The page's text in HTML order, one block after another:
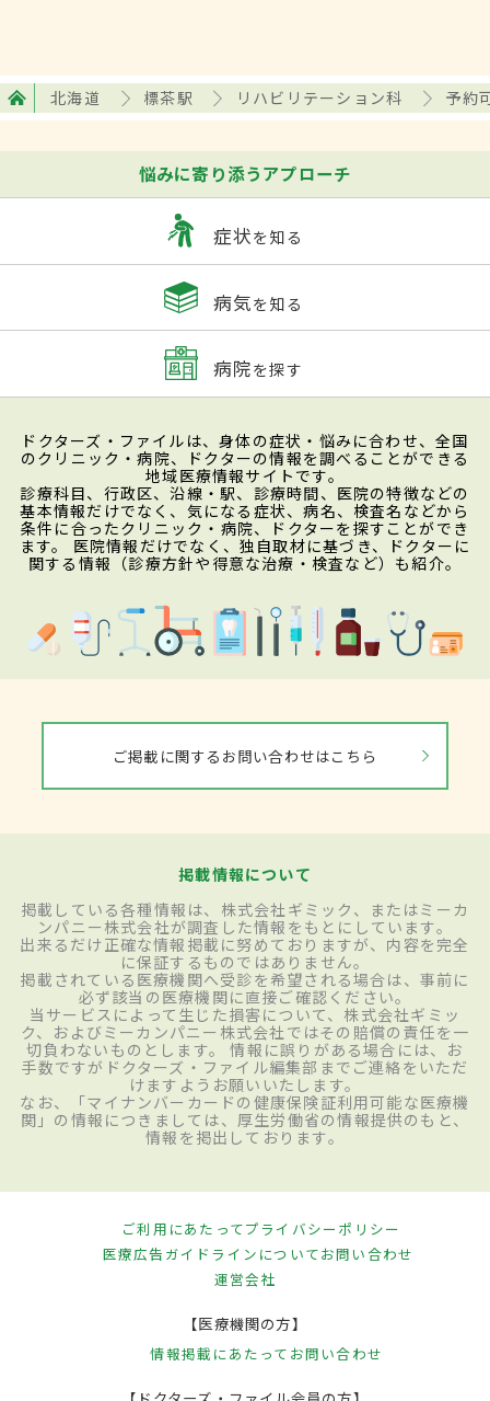
北海道 標茶駅 リハビリテーション科 予約
悩みに寄り添うアプローチ
症状を知る
病気を知る
病院を探す
ドクターズ・ファイルは、身体の症状・悩みに合わせ、全国
のクリニック・病院、ドクターの情報を調べることができる
地域医療情報サイトです。
診療科目、行政区、沿線・駅、診療時間、医院の特徴などの
基本情報だけでなく、気になる症状、病名、検査名などから
条件に合ったクリニック・病院、ドクターを探すことができ
ます。 医院情報だけでなく、独自取材に基づき、ドクターに
関する情報（診療方針や得意な治療・検査など）も紹介。
ご掲載に関するお問い合わせはこちら
掲載情報について
掲載している各種情報は、株式会社ギミック、またはミーカ
ンパニー株式会社が調査した情報をもとにしています。
出来るだけ正確な情報掲載に努めておりますが、内容を完全
に保証するものではありません。
掲載されている医療機関へ受診を希望される場合は、事前に
必ず該当の医療機関に直接ご確認ください。
当サービスによって生じた損害について、株式会社ギミッ
ク、およびミーカンパニー株式会社ではその賠償の責任を一
切負わないものとします。 情報に誤りがある場合には、お
手数ですがドクターズ・ファイル編集部までご連絡をいただ
けますようお願いいたします。
なお、「マイナンバーカードの健康保険証利用可能な医療機
関」の情報につきましては、厚生労働省の情報提供のもと、
情報を掲出しております。
ご利用にあたってプライバシーポリシー
医療広告ガイドラインについてお問い合わせ
運営会社
【医療機関の方】
情報掲載にあたって お問い合わせ